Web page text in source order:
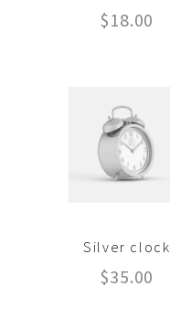
$18.00
Silver clock
$35.00